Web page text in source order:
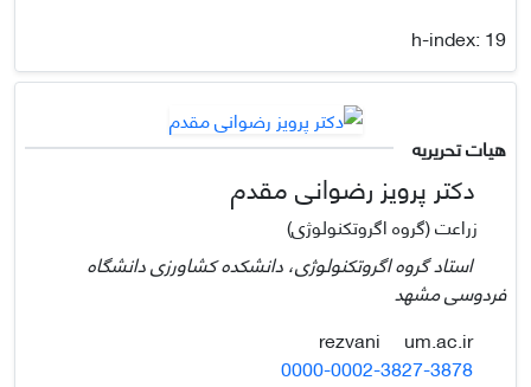
h-index:19
هیات تحریریه
دکتر پرویز رضوانی مقدم
زراعت (گروه اگروتکنولوژی)
استاد گروه اگروتکنولوژی، دانشکده کشاورزی دانشگاه
فردوسی مشهد
rezvani
um.ac.ir
0000-0002-3827-3878